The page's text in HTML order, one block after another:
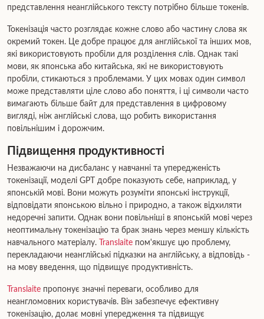
представлення неанглійського тексту потрібно більше токенів.
Токенізація часто розглядає кожне слово або частину слова як
окремий токен. Це добре працює для англійської та інших мов,
які використовують пробіли для розділення слів. Однак такі
мови, як японська або китайська, які не використовують
пробіли, стикаються з проблемами. У цих мовах один символ
може представляти ціле слово або поняття, і ці символи часто
вимагають більше байт для представлення в цифровому
вигляді, ніж англійські слова, що робить використання
повільнішим і дорожчим.
Підвищення продуктивності
Незважаючи на дисбаланс у навчанні та упередженість
токенізації, моделі GPT добре показують себе, наприклад, у
японській мові. Вони можуть розуміти японські інструкції,
відповідати японською вільно і природно, а також відхиляти
недоречні запити. Однак вони повільніші в японській мові через
неоптимальну токенізацію та брак знань через меншу кількість
навчального матеріалу.
Translaite пом'якшує цю проблему,
перекладаючи неанглійські підказки на англійську, а відповідь -
на мову введення, що підвищує продуктивність.
Translaite пропонує значні переваги, особливо для
неангломовних користувачів. Він забезпечує ефективну
токенізацію, долає мовні упередження та підвищує